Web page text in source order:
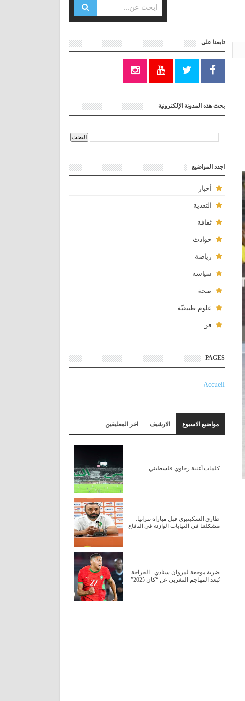
تابعنا على
بحث هذه المدونة الإلكترونية
اجدد المواضيع
أخبار
التغدية
ثقافة
حوادث
رياضة
سياسة
صحة
علوم طبيعيّة
فن
PAGES
Accueil
مواضيع الاسبوع الارشيف اخر المعليقين
كلمات أغنية رجاوي فلسطيني
طارق السكيتيوي قبل مباراة تنزانيا:
مشكلتنا في الغيابات الوازنة في الدفاع
ضربة موجعة لمروان سنادي.. الجراحة
تُبعد المهاجم المغربي عن “كان 2025”